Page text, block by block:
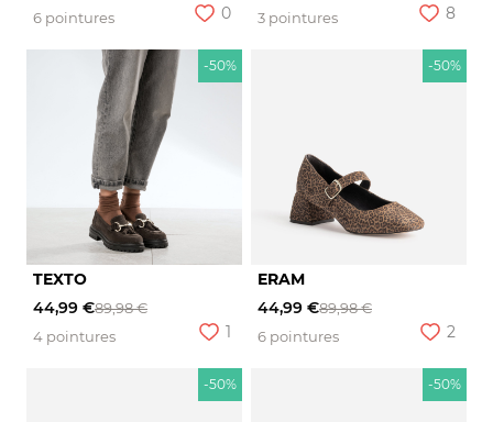
6 pointures
0
3 pointures
8
-50%
TEXTO
44,99 €89,98 €
4 pointures
1
-50%
ERAM
44,99 €89,98 €
6 pointures
2
-50% -50%